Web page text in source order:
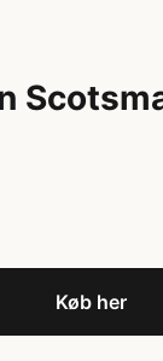
Køb her